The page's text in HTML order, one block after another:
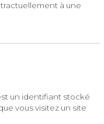
à une
un identifiant stocké
vous visitez un site